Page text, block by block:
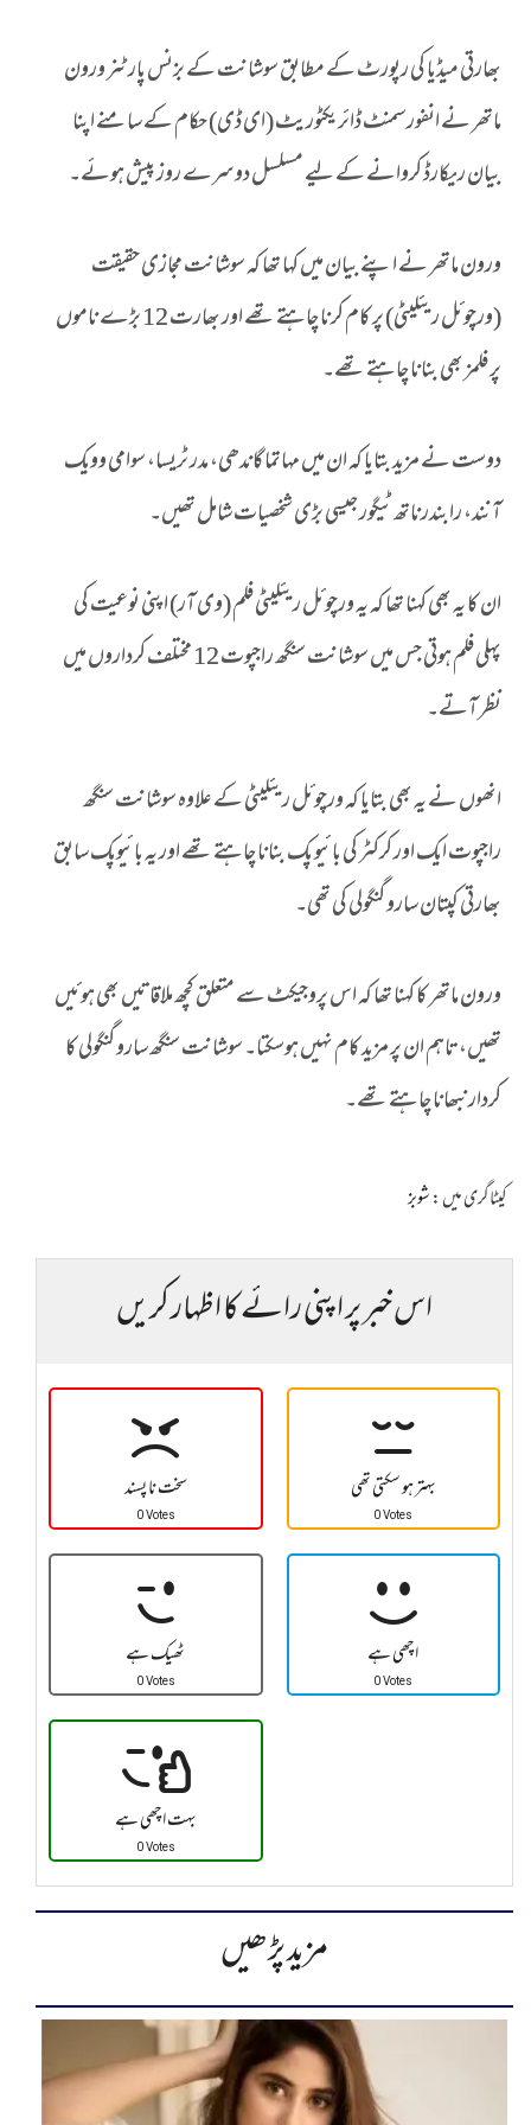
بھارتی میڈیا کی رپورٹ کے مطابق سوشانت کے بزنس پارٹنر ورون
ماتھر نے انفورسمنٹ ڈائریکٹوریٹ (ای ڈی) حکام کے سامنے اپنا
بیان ریکارڈ کروانے کے لیے مسلسل دوسرے روز پیش ہوئے۔
ورون ماتھر نے اپنے بیان میں کہا تھا کہ سوشانت مجازی حقیقت
(ورچوئل ریئلیٹی) پر کام کرنا چاہتے تھے اور بھارت 12 بڑے ناموں
پر فلمز بھی بنانا چاہتے تھے۔
دوست نے مزید بتایا کہ ان میں مہاتما گاندھی، مدر ٹریسا، سوامی وویک
آنند، رابندرناتھ ٹیگور جیسی بڑی شخصیات شامل تھیں۔
ان کا یہ بھی کہنا تھا کہ یہ ورچوئل ریئلیٹی فلم (وی آر) اپنی نوعیت کی
پہلی فلم ہوتی جس میں سوشانت سنگھ راجپوت 12 مختلف کرداروں میں
نظر آتے۔
انھوں نے یہ بھی بتایا کہ ورچوئل ریئلیٹی کے علاوہ سوشانت سنگھ
راجپوت ایک اور کرکٹر کی بائیو پک بنانا چاہتے تھے اور یہ بائیوپک سابق
بھارتی کپتان سارو گنگولی کی تھی۔
ورون ماتھر کا کہنا تھا کہ اس پروجیکٹ سے متعلق کچھ ملاقاتیں بھی ہوئیں
تھیں، تاہم ان پر مزید کام نہیں ہوسکتا۔ سوشانت سنگھ سارو گنگولی کا
کردار نبھانا چاہتے تھے۔
کیٹاگری میں :شوبز
اس خبر پر اپنی رائے کا اظہار کریں
سخت نا پسند
0 Votes
بہتر ہو سکتی تھی
0 Votes
ٹھیک ہے
0 Votes
اچھی ہے
0 Votes
بہت اچھی ہے
0 Votes
مزید پڑھیں